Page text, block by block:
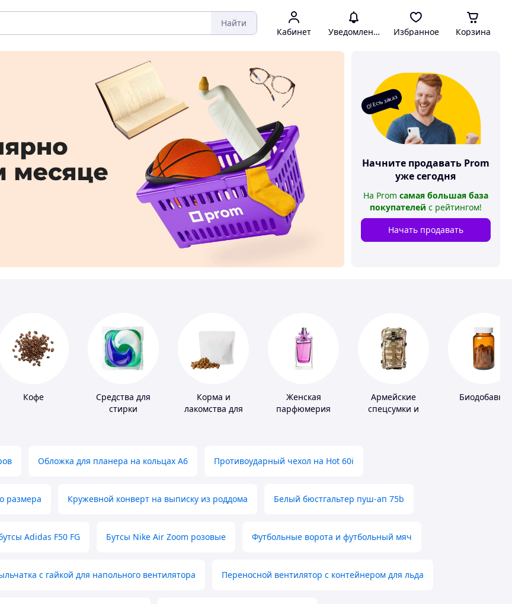
Найти
Кабинет Уведомления Избранное Корзина
О! Есть заказ
Начните продавать Prom
уже сегодня
На Prom самая большая база
покупателей с рейтингом!
Начать продавать
Кофе
Средства для
стирки
Корма и
лакомства для
Женская
парфюмерия
Армейские
спецсумки и
Биодобавки
Обложка для планера на кольцах А6 Противоударный чехол на Hot 60i
размера Кружевной конверт на выписку из роддома Белый бюстгальтер пуш-ап 75b
Adidas F50 FG Бутсы Nike Air Zoom розовые Футбольные ворота и футбольный мяч
с гайкой для напольного вентилятора Переносной вентилятор с контейнером для льда